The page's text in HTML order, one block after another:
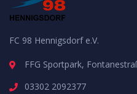
FC 98 Hennigsdorf e.V.
FFG Sportpark,
03302 2092377